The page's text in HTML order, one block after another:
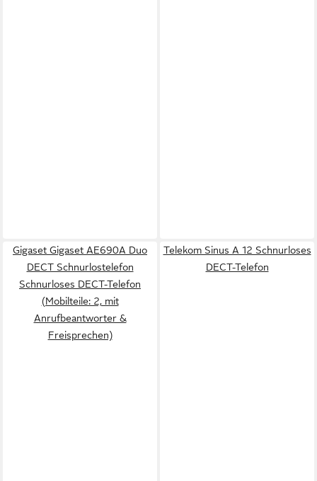
Gigaset Gigaset AE690A Duo
DECT Schnurlostelefon
Schnurloses DECT-Telefon
(Mobilteile: 2, mit
Anrufbeantworter &
Freisprechen)
Telekom Sinus A 12 Schnurloses
DECT-Telefon